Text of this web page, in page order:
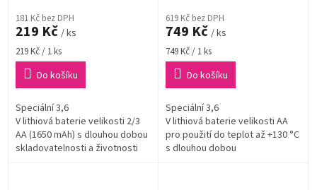
181 Kč bez DPH
219 Kč / ks
Měrná
cena:
219 Kč / 1 ks
Do košíku
Speciální 3,6
V lithiová baterie velikosti 2/3
AA (1650 mAh) s dlouhou dobou
skladovatelnosti a životnosti
619 Kč bez DPH
749 Kč / ks
Měrná
cena:
749 Kč / 1 ks
Do košíku
Speciální 3,6
V lithiová baterie velikosti AA
pro použití do teplot až +130 °C
s dlouhou dobou